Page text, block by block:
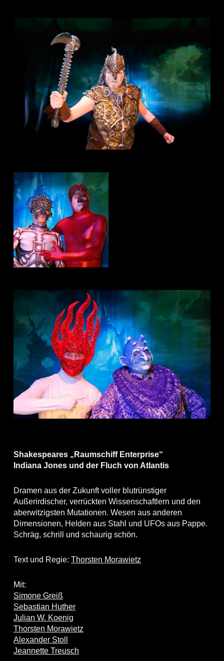
Shakespeares „Raumschiff Enterprise“
Indiana Jones und der Fluch von Atlantis
Dramen aus der Zukunft voller blutrünstiger
Außerirdischer, verrückten Wissenschaftlern und den
aberwitzigsten Mutationen. Wesen aus anderen
Dimensionen, Helden aus Stahl und UFOs aus Pappe.
Schräg, schrill und schaurig schön.
Text und Regie: Thorsten Morawietz
Mit:
Simone Greiß
Sebastian Huther
Julian W. Koenig
Thorsten Morawietz
Alexander Stoll
Jeannette Treusch